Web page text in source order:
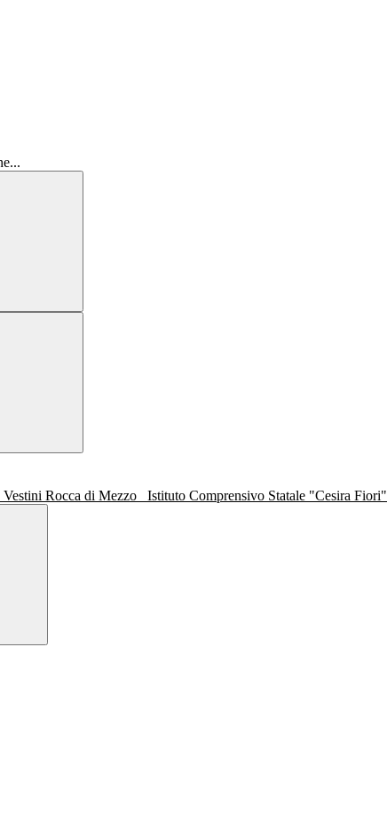
Istituto Comprensivo Statale "Cesira Fiori"